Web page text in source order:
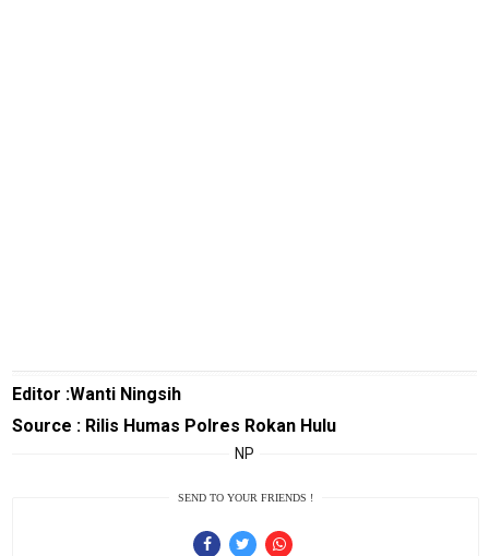
Editor :Wanti Ningsih
Source : Rilis Humas Polres Rokan Hulu
NP
SEND TO YOUR FRIENDS !
Tutor
Theme